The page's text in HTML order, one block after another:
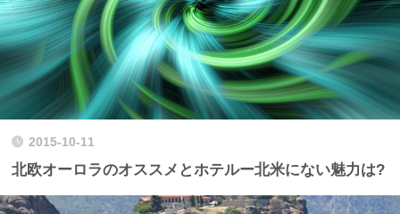
2015-10-11
北欧オーロラのオススメとホテルー北米にない魅力は?